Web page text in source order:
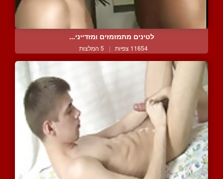
לטינים מתמזמזים ומזדייני...
11654 צפיות | 5 המלצות